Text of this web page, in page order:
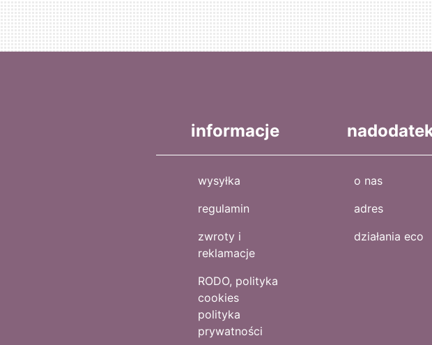
informacje
wysyłka
regulamin
zwroty i
reklamacje
RODO, polityka
cookies
polityka
prywatności
o nas
adres
działania eco